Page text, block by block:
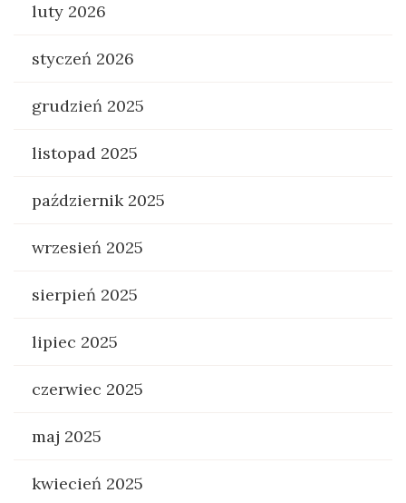
luty 2026
styczeń 2026
grudzień 2025
listopad 2025
październik 2025
wrzesień 2025
sierpień 2025
lipiec 2025
czerwiec 2025
maj 2025
kwiecień 2025